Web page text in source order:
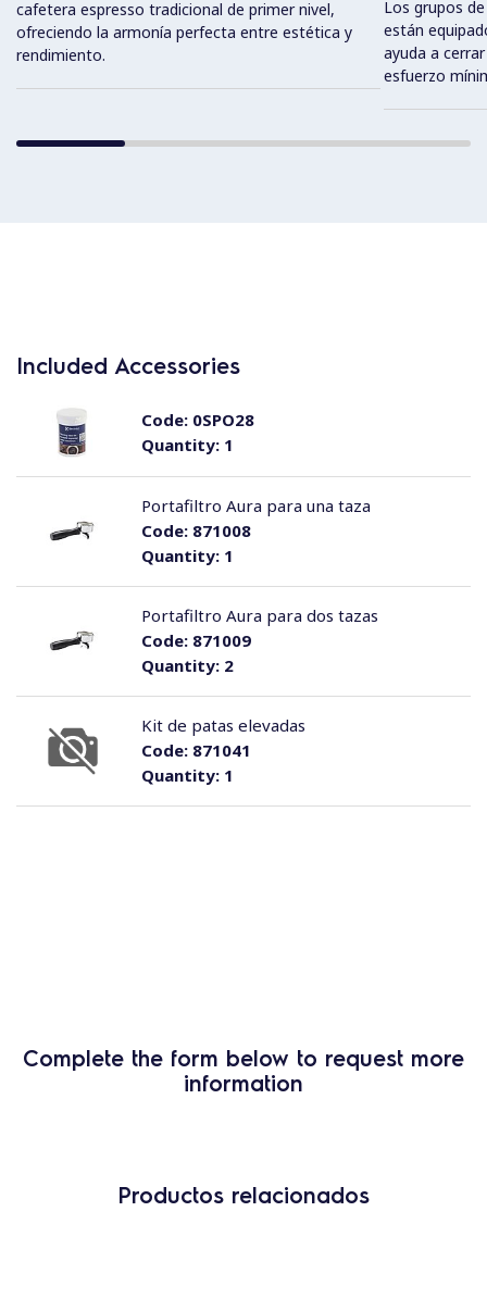
cafetera espresso tradicional de primer nivel,
ofreciendo la armonía perfecta entre estética y
rendimiento.
Los grupos
están
ayuda a
esfuerzo
Included Accessories
Quantity:1
Code:0SPO28
Quantity:1
Code:871008
Portafiltro Aura para una taza
Quantity:2
Code:871009
Portafiltro Aura para dos tazas
Quantity:1
Code:871041
Kit de patas elevadas
Complete the form below to request more
information
Productos relacionados